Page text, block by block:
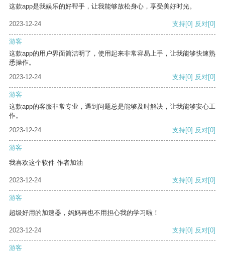
这款app是我娱乐的好帮手，让我能够放松身心，享受美好时光。
2023-12-24 支持[0] 反对[0]
游客
这款app的用户界面简洁明了，使用起来非常容易上手，让我能够快速熟
悉操作。
2023-12-24
支持[0] 反对[0]
游客
这款app的客服非常专业，遇到问题总是能够及时解决，让我能够安心工
作。
2023-12-24
支持[0] 反对[0]
游客
我喜欢这个软件 作者加油
2023-12-24 支持[0] 反对[0]
游客
超级好用的加速器，妈妈再也不用担心我的学习啦！
2023-12-24 支持[0] 反对[0]
游客